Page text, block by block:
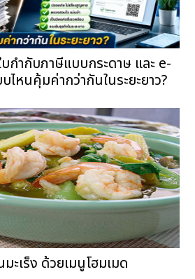
กำกับภาษีแบบกระดาษ และ e-
หนคุ้มค่ากว่ากันในระยะยาว?
ะเร็ง ด้วยเมนูโฮมเมด